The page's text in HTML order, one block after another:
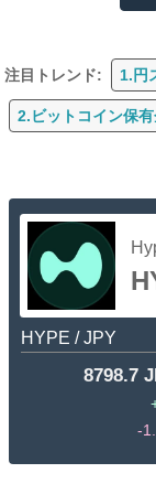
注目トレンド: 1.円
2.ビットコイン保
HYPE / JPY
8798.7
-